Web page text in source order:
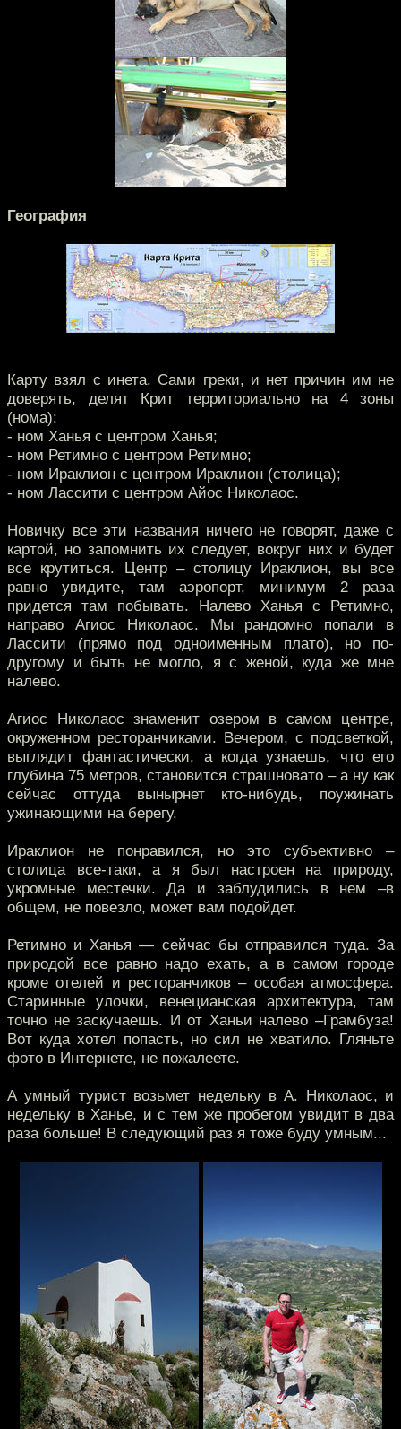
География
Карту взял с инета. Сами греки, и нет причин им не
доверять, делят Крит территориально на 4 зоны
(нома):
- ном Ханья с центром Ханья;
- ном Ретимно с центром Ретимно;
- ном Ираклион с центром Ираклион (столица);
- ном Лассити с центром Айос Николаос.
Новичку все эти названия ничего не говорят, даже с
картой, но запомнить их следует, вокруг них и будет
все крутиться. Центр – столицу Ираклион, вы все
равно увидите, там аэропорт, минимум 2 раза
придется там побывать. Налево Ханья с Ретимно,
направо Агиос Николаос. Мы рандомно попали в
Лассити (прямо под одноименным плато), но по-
другому и быть не могло, я с женой, куда же мне
налево.
Агиос Николаос знаменит озером в самом центре,
окруженном ресторанчиками. Вечером, с подсветкой,
выглядит фантастически, а когда узнаешь, что его
глубина 75 метров, становится страшновато – а ну как
сейчас оттуда вынырнет кто-нибудь, поужинать
ужинающими на берегу.
Ираклион не понравился, но это субъективно –
столица все-таки, а я был настроен на природу,
укромные местечки. Да и заблудились в нем –в
общем, не повезло, может вам подойдет.
Ретимно и Ханья — сейчас бы отправился туда. За
природой все равно надо ехать, а в самом городе
кроме отелей и ресторанчиков – особая атмосфера.
Старинные улочки, венецианская архитектура, там
точно не заскучаешь. И от Ханьи налево –Грамбуза!
Вот куда хотел попасть, но сил не хватило. Гляньте
фото в Интернете, не пожалеете.
А умный турист возьмет недельку в А. Николаос, и
недельку в Ханье, и с тем же пробегом увидит в два
раза больше! В следующий раз я тоже буду умным...